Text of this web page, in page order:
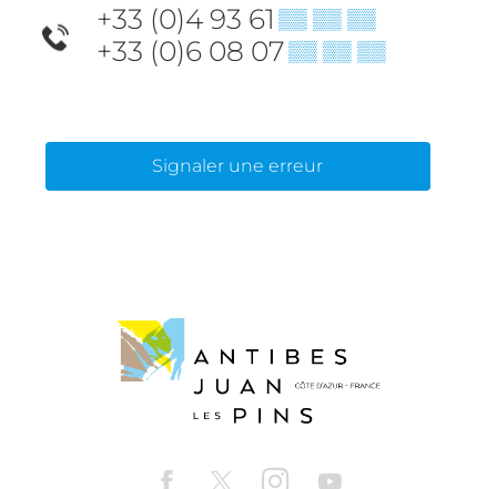
+33 (0)4 93 61 ▒▒ ▒▒ ▒▒
+33 (0)6 08 07▒▒ ▒▒ ▒▒
Signaler une erreur